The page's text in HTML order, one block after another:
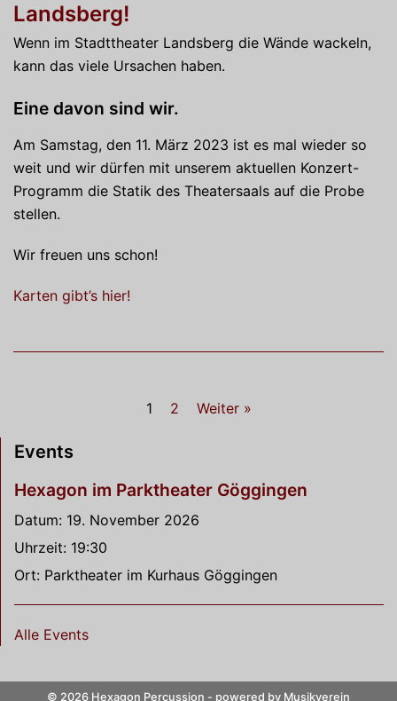
Landsberg!
Wenn im Stadttheater Landsberg die Wände wackeln,
kann das viele Ursachen haben.
Eine davon sind wir.
Am Samstag, den 11. März 2023 ist es mal wieder so
weit und wir dürfen mit unserem aktuellen Konzert-
Programm die Statik des Theatersaals auf die Probe
stellen.
Wir freuen uns schon!
Karten gibt’s hier!
1 2 Weiter »
Events
Hexagon im Parktheater Göggingen
Datum: 19. November 2026
Uhrzeit: 19:30
Ort: Parktheater im Kurhaus Göggingen
Alle Events
© 2026 Hexagon Percussion - powered by Musikverein